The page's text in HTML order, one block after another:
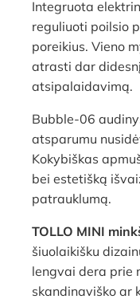
Integruota
reguliuoti poilsio
poreikius. Vieno
atrasti dar
atsipalaidavimą.
Bubble-06
atsparumu
Kokybiškas
bei estetišką
patrauklumą.
TOLLO MINI
šiuolaikišku
lengvai dera prie
skandinaviško ar